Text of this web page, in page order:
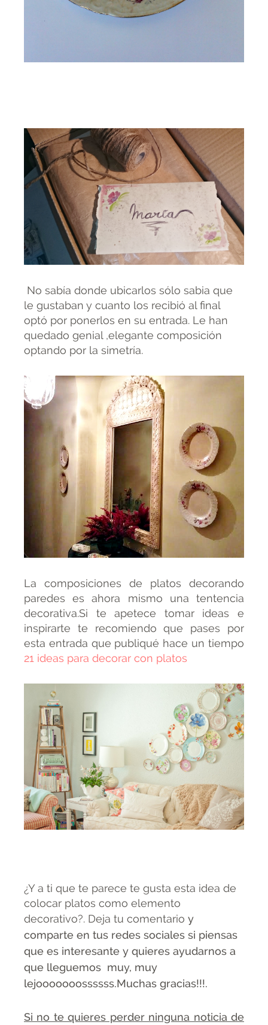
No sabía donde ubicarlos sólo sabia que
le gustaban y cuanto los recibió al final
optó por ponerlos en su entrada. Le han
quedado genial ,elegante composición
optando por la simetría.
La composiciones de platos decorando
paredes es ahora mismo una tentencia
decorativa.Si te apetece tomar ideas e
inspirarte te recomiendo que pases por
esta entrada que publiqué hace un tiempo
21 ideas para decorar con platos
¿Y a ti que te parece te gusta esta idea de
colocar platos como elemento
decorativo?. Deja tu comentario y
comparte en tus redes sociales si piensas
que es interesante y quieres ayudarnos a
que lleguemos muy, muy
lejooooooossssss.Muchas gracias!!!.
Si no te quieres perder ninguna noticia de